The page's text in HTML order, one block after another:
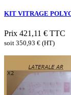
KIT VITRAGE
Prix 421,11 € TTC
soit 350,93 € (HT)